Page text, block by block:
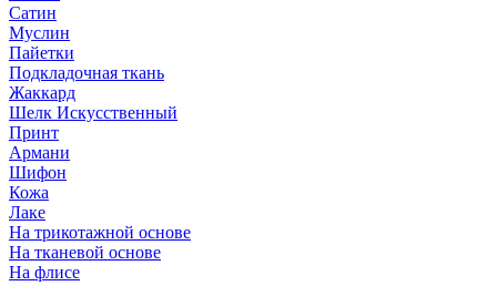
Сатин
Муслин
Пайетки
Подкладочная ткань
Жаккард
Шелк Искусственный
Принт
Армани
Шифон
Кожа
Лаке
На трикотажной основе
На тканевой основе
На флисе